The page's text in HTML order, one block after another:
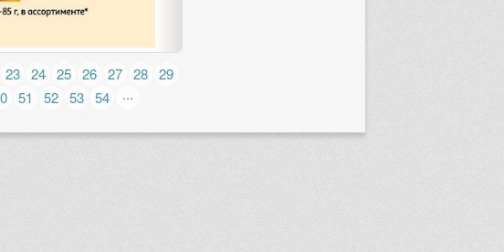
23 24 25 26 27 28 29
51 52 53 54 ...